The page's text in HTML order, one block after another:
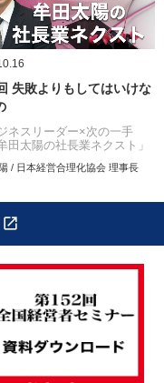
失敗よりもしてはいけな
ネスリーダー×次の一手
田太陽の社長業ネクスト」
/ 日本経営合理化協会 理事長
open_in_new